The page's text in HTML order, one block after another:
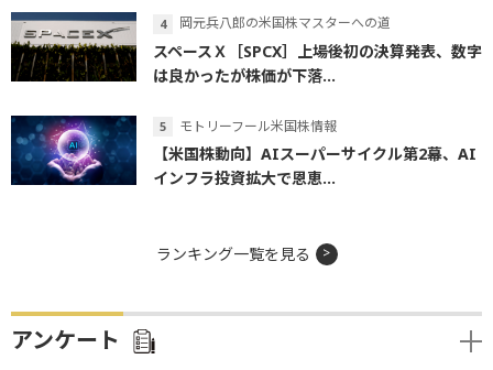
岡元兵八郎の米国株マスターへの道
スペースＸ［SPCX］上場後初の決算発表、数字
は良かったが株価が下落...
モトリーフール米国株情報
【米国株動向】AIスーパーサイクル第2幕、AI
インフラ投資拡大で恩恵...
ランキング一覧を見る
アンケート